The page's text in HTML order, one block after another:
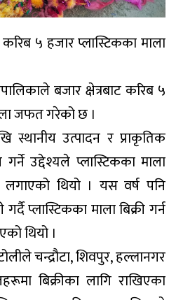
करिब ५ हजार प्लास्टिकका माला
बजार क्षेत्रबाट करिब ५
जफत गरेको छ ।
स्थानीय उत्पादन र प्राकृतिक
गर्ने उद्देश्यले प्लास्टिकका माला
लगाएको थियो । यस वर्ष पनि
प्लास्टिकका माला बिक्री गर्न
थियो ।
चन्द्रौटा, शिवपुर, हल्लानगर
बिक्रीका लागि राखिएका